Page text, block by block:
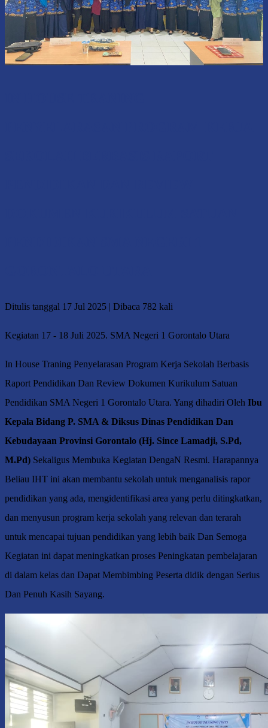
Ditulis tanggal 17 Jul 2025 | Dibaca 782 kali
Kegiatan 17 - 18 Juli 2025. SMA Negeri 1 Gorontalo Utara
In House Traning Penyelarasan Program Kerja Sekolah Berbasis
Raport Pendidikan Dan Review Dokumen Kurikulum Satuan
Pendidikan SMA Negeri 1 Gorontalo Utara. Yang dihadiri Oleh Ibu
Kepala Bidang P. SMA & Diksus Dinas Pendidikan Dan
Kebudayaan Provinsi Gorontalo (Hj. Since Lamadji, S.Pd,
M.Pd) Sekaligus Membuka Kegiatan DengaN Resmi. Harapannya
Beliau IHT ini akan membantu sekolah untuk menganalisis rapor
pendidikan yang ada, mengidentifikasi area yang perlu ditingkatkan,
dan menyusun program kerja sekolah yang relevan dan terarah
untuk mencapai tujuan pendidikan yang lebih baik Dan Semoga
Kegiatan ini dapat meningkatkan proses Peningkatan pembelajaran
di dalam kelas dan Dapat Membimbing Peserta didik dengan Serius
Dan Penuh Kasih Sayang.